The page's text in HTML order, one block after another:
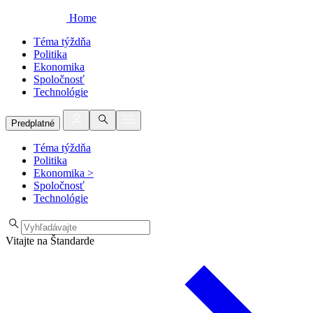
Home
Téma týždňa
Politika
Ekonomika
Spoločnosť
Technológie
Predplatné
Téma týždňa
Politika
Ekonomika >
Spoločnosť
Technológie
Vitajte na Štandarde